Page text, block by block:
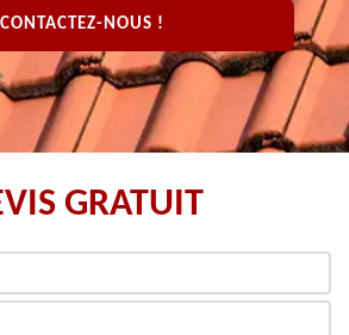
CONTACTEZ-NOUS !
GRATUIT